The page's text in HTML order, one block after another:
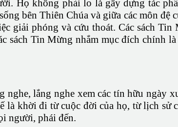
Họ không phải lo là gây dựng tác
bên Thiên Chúa và giữa các môn
giải phóng và cứu thoát. Các sách
sách Tin Mừng nhắm mục đích chính
lắng nghe xem các tín hữu ngày
là khời đi từ cuộc đời của họ, từ lịch sử
người, phái đến.